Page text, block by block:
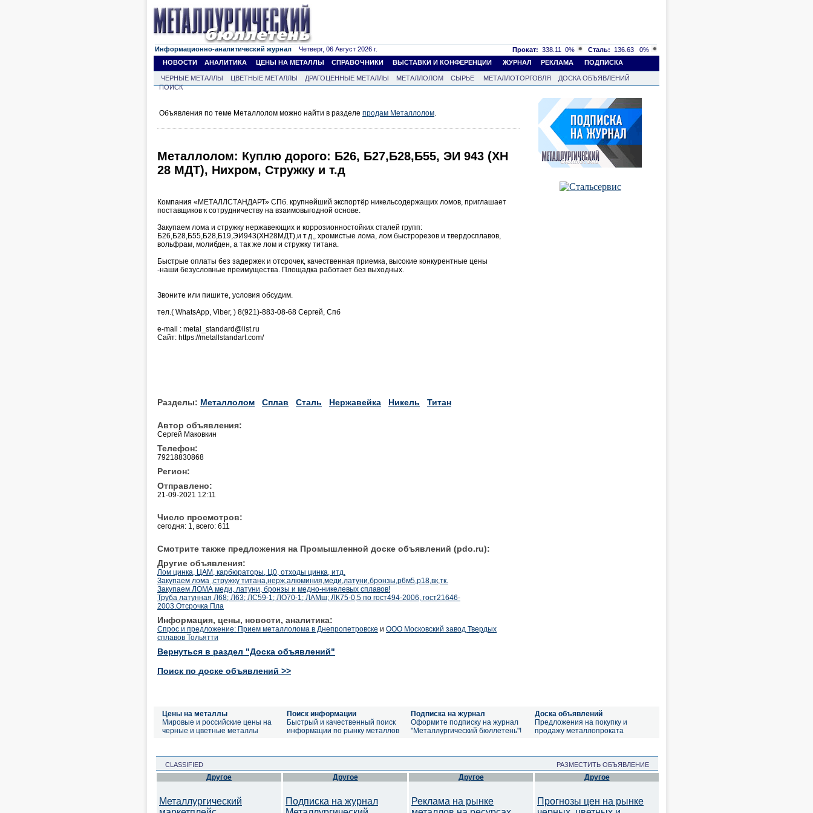
Информационно-аналитический журнал Четверг, 06 Август 2026 г. Прокат: 338.11 0% Сталь: 136.63
0%
НОВОСТИ
АНАЛИТИКА ЦЕНЫ НА МЕТАЛЛЫ СПРАВОЧНИКИ ВЫСТАВКИ И КОНФЕРЕНЦИИ ЖУРНАЛ РЕКЛАМА ПОДПИСКА
ЧЕРНЫЕ МЕТАЛЛЫ ЦВЕТНЫЕ МЕТАЛЛЫ ДРАГОЦЕННЫЕ МЕТАЛЛЫ МЕТАЛЛОЛОМ СЫРЬЕ МЕТАЛЛОТОРГОВЛЯ
ДОСКА ОБЪЯВЛЕНИЙ
ПОИСК
Объявления по теме Металлолом можно найти в разделе продам Металлолом.
Металлолом: Куплю дорого: Б26, Б27,Б28,Б55, ЭИ 943 (ХН
28 МДТ), Нихром, Стружку и т.д
Компания «МЕТАЛЛСТАНДАРТ» СПб. крупнейший экспортёр никельсодержащих ломов, приглашает
поставщиков к сотрудничеству на взаимовыгодной основе.
Закупаем лома и стружку нержавеющих и коррозионностойких сталей групп:
Б26,Б28,Б55,Б28,Б19,ЭИ943(ХН28МДТ),и т.д,, хромистые лома, лом быстрорезов и твердосплавов,
вольфрам, молибден, а так же лом и стружку титана.
Быстрые оплаты без задержек и отсрочек, качественная приемка, высокие конкурентные цены
-наши безусловные преимущества. Площадка работает без выходных.
Звоните или пишите, условия обсудим.
тел.( WhatsApp, Viber, ) 8(921)-883-08-68 Сергей, Спб
e-mail : metal_standard@list.ru
Сайт: https://metallstandart.com/
Разделы: Металлолом Сплав Сталь Нержавейка Никель Титан
Автор объявления:
Сергей Маковкин
Телефон:
79218830868
Регион:
Отправлено:
21-09-2021 12:11
Число просмотров:
сегодня: 1, всего: 611
Смотрите также предложения на Промышленной доске объявлений (pdo.ru):
Другие объявления:
Лом цинка, ЦАМ, карбюраторы, Ц0, отходы цинка, итд.
Закупаем лома ,стружку титана,нерж,алюминия,меди,латуни,бронзы,р6м5,р18,вк,тк.
Закупаем ЛОМА меди, латуни, бронзы и медно-никелевых сплавов!
Труба латунная Л68; Л63; ЛС59-1; ЛО70-1; ЛАМш; ЛК75-0,5 по гост494-2006, гост21646-
2003.Отсрочка Пла
Информация, цены, новости, аналитика:
Спрос и предложение: Прием металлолома в Днепропетровске и ООО Московский завод Твердых
сплавов Тольятти
Вернуться в раздел "Доска объявлений"
Поиск по доске объявлений >>
Цены на металлы
Мировые и российские цены на
черные и цветные металлы
Поиск информации
Быстрый и качественный поиск
информации по рынку металлов
Подписка на журнал
Оформите подписку на журнал
"Металлургический бюллетень"!
Доска объявлений
Предложения на покупку и
продажу металлопроката
CLASSIFIED РАЗМЕСТИТЬ ОБЪЯВЛЕНИЕ
Другое
Металлургический
Другое
Подписка на журнал
Другое
Реклама на рынке
Другое
Прогнозы цен на рынке